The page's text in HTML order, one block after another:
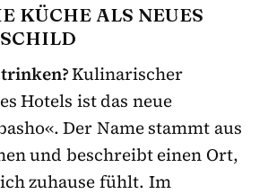
KÜCHE ALS NEUES
trinken?Kulinarischer
Hotels ist das neue
Der Name stammt aus
und beschreibt einen Ort,
zuhause fühlt. Im